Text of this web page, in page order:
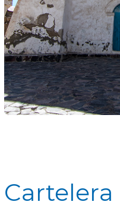
Cartelera